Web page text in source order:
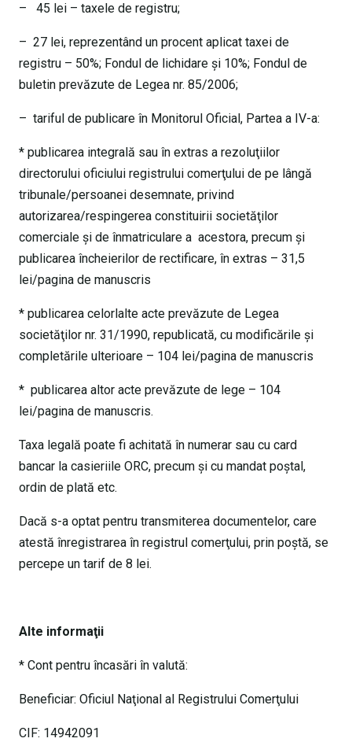
– 45 lei – taxele de registru;
– 27 lei, reprezentând un procent aplicat taxei de
registru – 50%; Fondul de lichidare şi 10%; Fondul de
buletin prevăzute de Legea nr. 85/2006;
– tariful de publicare în Monitorul Oficial, Partea a IV-a:
* publicarea integrală sau în extras a rezoluţiilor
directorului oficiului registrului comerţului de pe lângă
tribunale/persoanei desemnate, privind
autorizarea/respingerea constituirii societăţilor
comerciale şi de înmatriculare a acestora, precum şi
publicarea încheierilor de rectificare, în extras – 31,5
lei/pagina de manuscris
* publicarea celorlalte acte prevăzute de Legea
societăţilor nr. 31/1990, republicată, cu modificările şi
completările ulterioare – 104 lei/pagina de manuscris
* publicarea altor acte prevăzute de lege – 104
lei/pagina de manuscris.
Taxa legală poate fi achitată în numerar sau cu card
bancar la casieriile ORC, precum şi cu mandat poştal,
ordin de plată etc.
Dacă s-a optat pentru transmiterea documentelor, care
atestă înregistrarea în registrul comerţului, prin poştă, se
percepe un tarif de 8 lei.
Alte informaţii
* Cont pentru încasări în valută:
Beneficiar: Oficiul Naţional al Registrului Comerţului
CIF: 14942091